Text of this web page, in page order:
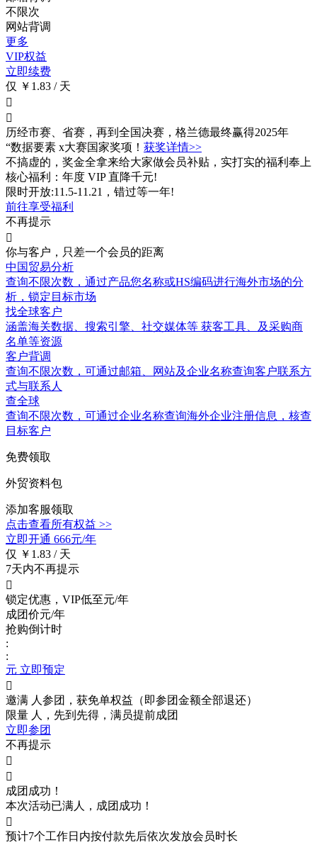
不限次
网站背调
更多
VIP权益
立即续费
仅 ￥1.83 / 天


历经市赛、省赛，再到全国决赛，格兰德最终赢得2025年
“数据要素 x大赛国家奖项！ 获奖详情>>
不搞虚的，奖金全拿来给大家做会员补贴，实打实的福利奉上
核心福利：年度 VIP 直降千元!
限时开放:11.5-11.21，错过等一年!
前往享受福利
不再提示

你与客户，只差一个会员的距离
中国贸易分析
查询不限次数 ，通过产品您名称或HS编码进行海外市场的分
析，锁定目标市场
找全球客户
涵盖海关数据 、搜索引擎、社交媒体等 获客工具、及采购商
名单等资源
客户背调
查询不限次数 ，可通过邮箱、网站及企业名称查询客户联系方
式与联系人
查全球
查询不限次数 ，可通过企业名称查询海外企业注册信息，核查
目标客户
免费领取
外贸资料包
添加客服领取
点击查看所有权益 >>
立即开通 666元/年
仅 ￥1.83 / 天
7天内不再提示

锁定优惠，VIP低至元/年
成团价元/年
抢购倒计时
:
:
元 立即预定

邀满 人参团，获免单权益（即参团金额全部退还）
限量 人，先到先得，满员提前成团
立即参团
不再提示


成团成功！
本次活动已满人，成团成功！

预计7个工作日内按付款先后依次发放会员时长